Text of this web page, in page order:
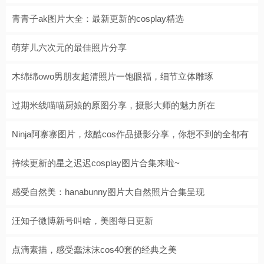
青青子ak图片大全：最新更新的cosplay精选
萌芽儿六次元的最佳照片分享
木绵绵owo男朋友超清照片一饱眼福，细节立体雕琢
过期米线喵喵厨娘的原图分享，摄影大师的魅力所在
Ninja阿寨寨图片，炫酷cos作品摄影分享，你想不到的全都有
持续更新的星之迟迟cosplay图片合集来啦~
感受自然美：hanabunny图片大自然照片合集呈现
汪知子微博新号叫啥，美图每日更新
点滴素描，感受蠢沫沫cos40套的经典之美